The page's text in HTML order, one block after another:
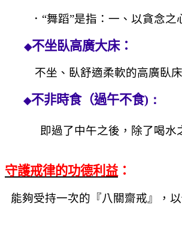
． “舞蹈”是指：一、以貪念之
◆不坐臥高廣大床：
不坐、臥舒適柔軟的高廣臥床
◆不非時食（過午不食)：
即過了中午之後，除了喝
守護戒律的功德利益 ：
能夠受持一次的『八關齋戒』，